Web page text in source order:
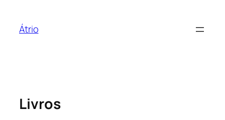
content
Átrio
Livros